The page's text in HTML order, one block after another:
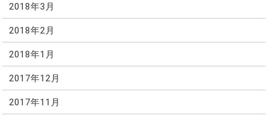
2018年3月
2018年2月
2018年1月
2017年12月
2017年11月